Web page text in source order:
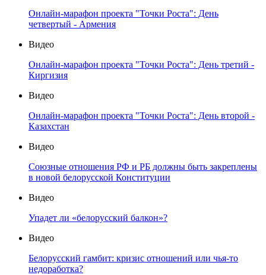
Онлайн-марафон проекта "Точки Роста": День
четвертый - Армения
Видео
Онлайн-марафон проекта "Точки Роста": День третий -
Киргизия
Видео
Онлайн-марафон проекта "Точки Роста": День второй -
Казахстан
Видео
Союзные отношения РФ и РБ должны быть закреплены
в новой белорусской Конституции
Видео
Упадет ли «белорусский балкон»?
Видео
Белорусский гамбит: кризис отношений или чья-то
недоработка?